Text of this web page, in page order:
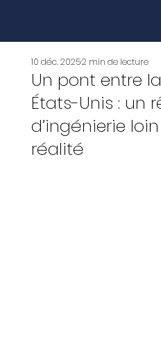
Un pont entre
États-Unis : un
d’ingénierie
réalité
10 déc. 20252 min de lecture